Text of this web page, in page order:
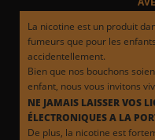
La nicotine est un produit
fumeurs que pour les
accidentellement.
Bien que nos bouchons
enfant, nous vous invitons
NE JAMAIS LAISSER VOS
ÉLECTRONIQUES A LA
De plus, la nicotine est